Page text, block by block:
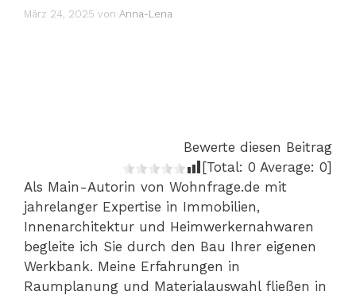
März 24, 2025 von Anna-Lena
Bewerte diesen Beitrag
[Total: 0 Average: 0]
Als Main-Autorin von Wohnfrage.de mit
jahrelanger Expertise in Immobilien,
Innenarchitektur und Heimwerkernahwaren
begleite ich Sie durch den Bau Ihrer eigenen
Werkbank. Meine Erfahrungen in
Raumplanung und Materialauswahl fließen in